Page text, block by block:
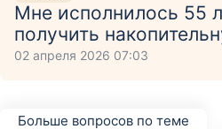
Мне исполнилось 55
получить
02 апреля 2026 07:03
Больше вопросов по теме